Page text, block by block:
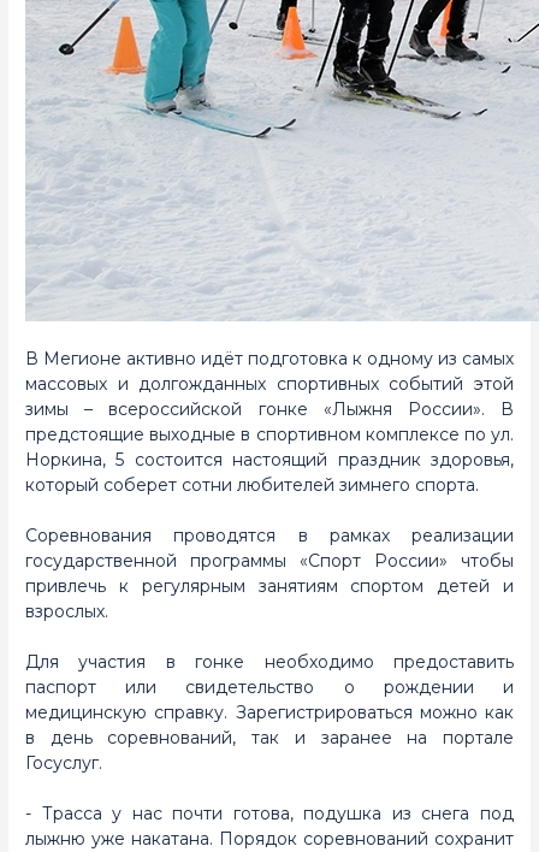
В Мегионе активно идёт подготовка к одному из самых
массовых и долгожданных спортивных событий этой
зимы – всероссийской гонке «Лыжня России». В
предстоящие выходные в спортивном комплексе по ул.
Норкина, 5 состоится настоящий праздник здоровья,
который соберет сотни любителей зимнего спорта.
Соревнования проводятся в рамках реализации
государственной программы «Спорт России» чтобы
привлечь к регулярным занятиям спортом детей и
взрослых.
Для участия в гонке необходимо предоставить
паспорт или свидетельство о рождении и
медицинскую справку. Зарегистрироваться можно как
в день соревнований, так и заранее на портале
Госуслуг.
- Трасса у нас почти готова, подушка из снега под
лыжню уже накатана. Порядок соревнований сохранит